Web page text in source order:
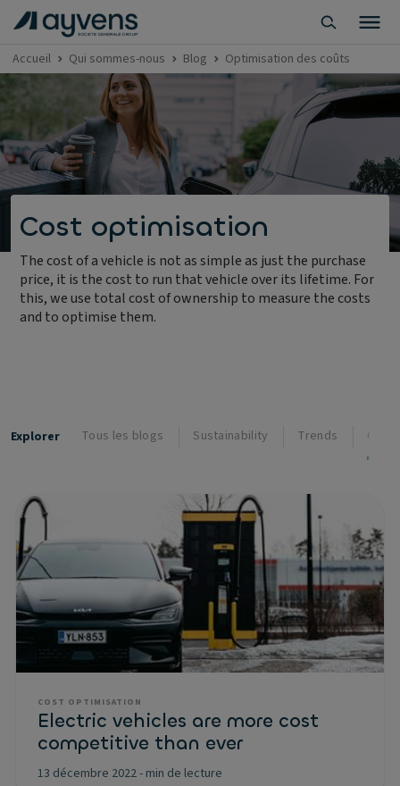
Accueil Qui sommes-nous Blog Optimisation des coûts
Cost optimisation
The cost of a vehicle is not as simple as just the purchase
price, it is the cost to run that vehicle over its lifetime. For
this, we use total cost of ownership to measure the costs
and to optimise them.
Explorer Tous les blogs Sustainability Trends Cost
COST OPTIMISATION
Electric vehicles are more cost
competitive than ever
13 décembre 2022- min de lecture